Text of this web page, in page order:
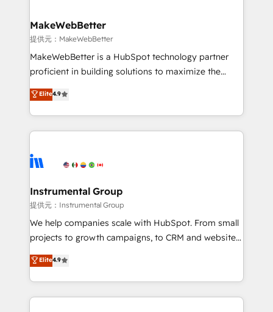
market execution. Why B2B Businesses Choose RP: -
Secure: Soc2 compliant 🛡️ - Pricing: Implementations
starting at $1,5k 💵 - Speed: Launch in 14 days ⚡ -
Global: 75+ RPers across five continents 🌐 - Scale:
HubSpot Partner 🪴 - Sales Hub: More
implementations than any other Partner 💻 -
agency for an Ops problem. Don't hire a technical
agency for a growth problem. Hire a partner built to
MakeWebBetter
提供元：MakeWebBetter
MakeWebBetter is a HubSpot technology partner
proficient in building solutions to maximize the
operational efficiency of HubSpot. The fastest-
growing tech-enabler & facilitator, MakeWebBetter,
hands you the blend of HubSpot expertise &
eminent solutions & integrations. Trust us to
Elite Partners with 10+ years of HubSpot experience
Premier Partner 2023 🌟5 HubSpot Accreditations 🌟
Won HubSpot Theme Challenge 2021 🌟INBOUND’19
HubSpot Rising Star Why us? Harnessing the full
potential of the powerful HubSpot CRM. ✔️A team of
HubSpot experience ✔️Flexible pricing models —
Hourly-fee (assigned one Dedicated HubSpot
Elite4.9
Instrumental Group
提供元：Instrumental Group
We help companies scale with HubSpot. From small
projects to growth campaigns, to CRM and websites.
Hire an agency that's experienced in every inch of
HubSpot and willing to work hand-in-hand with your
team to simplify the complex and build a better
experience for your team and customers.
Elite4.9